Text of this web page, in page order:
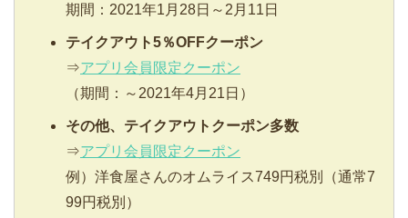
期間：2021年1月28日～2月11日
テイクアウト5％OFFクーポン
⇒アプリ会員限定クーポン
（期間：～2021年4月21日）
その他、テイクアウトクーポン多数
⇒アプリ会員限定クーポン
例）洋食屋さんのオムライス749円税別（通常7
99円税別）